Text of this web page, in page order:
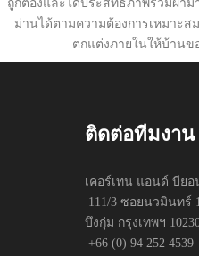
ถูกต้องและได้ประสิทธิภาพรวมผ้า
ม่านได้ตามความต้องการเหมาะส
ตกแต่งภายในให้บ้านข
ติดต่อทีมงาน
เคอร์เทน แอนด์ บียอ
111/3 ซอยนวมินทร์
บึงกุ่ม กรุงเทพฯ
+66 (0) 94 252 4539